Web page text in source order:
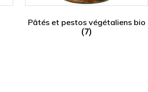
Pâtés et pestos végétaliens bio
(7)